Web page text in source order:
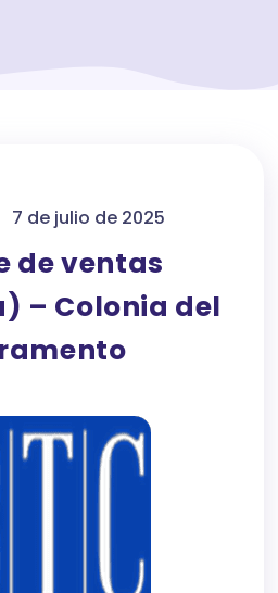
7 de julio de 2025
de ventas
– Colonia del